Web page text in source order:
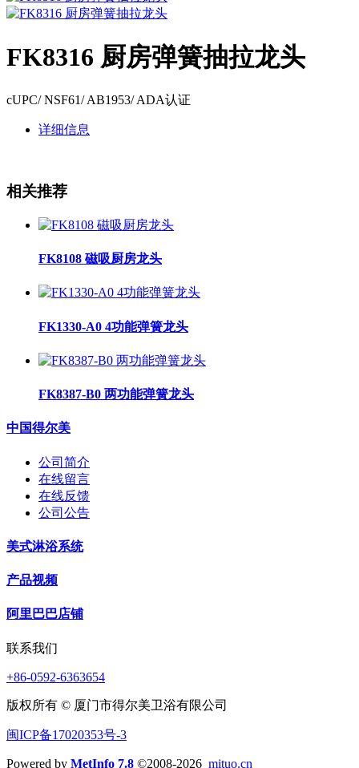
FK8316 厨房弹簧抽拉龙头
cUPC/ NSF61/ AB1953/ ADA认证
详细信息
相关推荐
FK8108 磁吸厨房龙头
FK1330-A0 4功能弹簧龙头
FK8387-B0 两功能弹簧龙头
中国得尔美
公司简介
在线留言
在线反馈
公司公告
美式淋浴系统
产品视频
阿里巴巴店铺
联系我们
+86-0592-6363654
版权所有 © 厦门市得尔美卫浴有限公司
闽ICP备17020353号-3
Powered by MetInfo 7.8 ©2008-2026 mituo.cn